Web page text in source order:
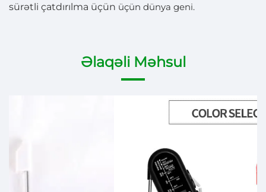
sürətli çatdırılma üçün üçün dünya geni.
Əlaqəli Məhsul